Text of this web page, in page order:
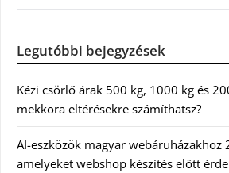
Legutóbbi bejegyzések
Kézi csörlő árak 500 kg, 1000 kg és
mekkora eltérésekre számíthatsz?
AI-eszközök magyar webáruházakhoz
amelyeket webshop készítés előtt